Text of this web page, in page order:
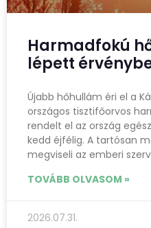
Harmadfokú
lépett
Újabb hőhullám éri el a
országos tisztifőorvos
rendelt el az ország
kedd éjfélig. A tartósan
megviseli az emberi
TOVÁBB OLVASOM »
2026.07.31.